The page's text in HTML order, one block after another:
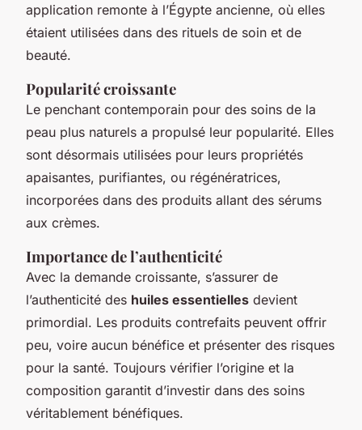
application remonte à l’Égypte ancienne, où elles
étaient utilisées dans des rituels de soin et de
beauté.
Popularité croissante
Le penchant contemporain pour des soins de la
peau plus naturels a propulsé leur popularité. Elles
sont désormais utilisées pour leurs propriétés
apaisantes, purifiantes, ou régénératrices,
incorporées dans des produits allant des sérums
aux crèmes.
Importance de l’authenticité
Avec la demande croissante, s’assurer de
l’authenticité des huiles essentielles devient
primordial. Les produits contrefaits peuvent offrir
peu, voire aucun bénéfice et présenter des risques
pour la santé. Toujours vérifier l’origine et la
composition garantit d’investir dans des soins
véritablement bénéfiques.